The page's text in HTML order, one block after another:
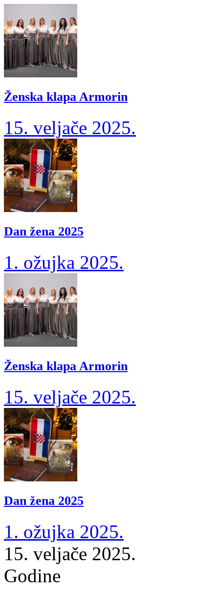
Ženska klapa Armorin
15. veljače 2025.
Dan žena 2025
1. ožujka 2025.
Ženska klapa Armorin
15. veljače 2025.
Dan žena 2025
1. ožujka 2025.
15. veljače 2025.
Godine